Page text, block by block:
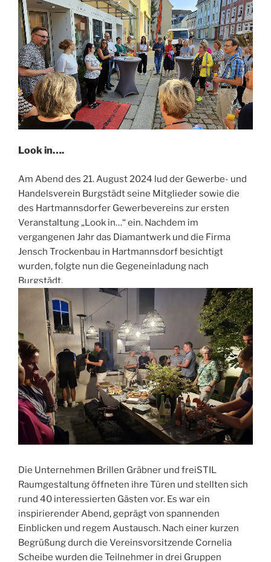
Look in….
Am Abend des 21. August 2024 lud der Gewerbe- und
Handelsverein Burgstädt seine Mitglieder sowie die
des Hartmannsdorfer Gewerbevereins zur ersten
Veranstaltung „Look in…“ ein. Nachdem im
vergangenen Jahr das Diamantwerk und die Firma
Jensch Trockenbau in Hartmannsdorf besichtigt
wurden, folgte nun die Gegeneinladung nach
Burgstädt.
Die Unternehmen Brillen Gräbner und freiSTIL
Raumgestaltung öffneten ihre Türen und stellten sich
rund 40 interessierten Gästen vor. Es war ein
inspirierender Abend, geprägt von spannenden
Einblicken und regem Austausch. Nach einer kurzen
Begrüßung durch die Vereinsvorsitzende Cornelia
Scheibe wurden die Teilnehmer in drei Gruppen